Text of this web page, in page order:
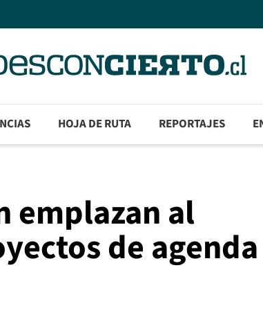
HOJA DE RUTA REPORTAJES
emplazan al
de